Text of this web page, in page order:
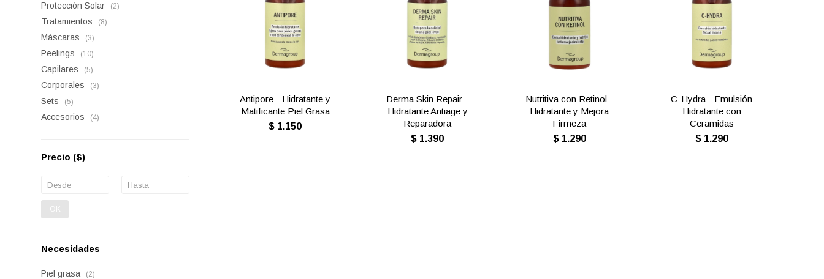
Antipore - Hidratante y
Matificante Piel Grasa
$ 1.150
Derma Skin Repair -
Hidratante Antiage y
Reparadora
$ 1.390
Nutritiva con Retinol -
Hidratante y Mejora
Firmeza
$ 1.290
C-Hydra - Emulsión
Hidratante con
Ceramidas
$ 1.290
Protección Solar (2)
Tratamientos (8)
Máscaras (3)
Peelings (10)
Capilares (5)
Corporales (3)
Sets (5)
Accesorios (4)
Precio ($)
OK
Necesidades
Piel grasa (2)